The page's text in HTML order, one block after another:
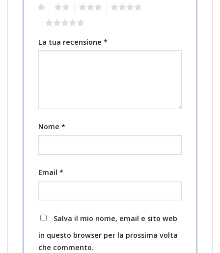
La tua recensione *
Nome *
Email *
Salva il mio nome, email e sito web
in questo browser per la prossima volta
che commento.